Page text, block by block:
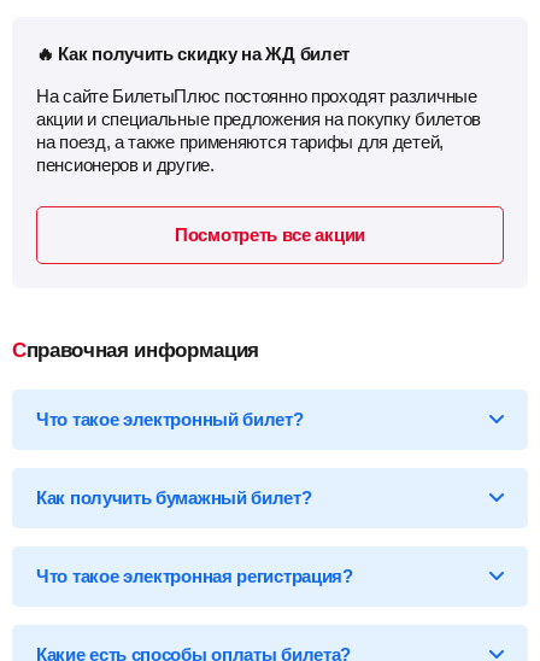
🔥 Как получить скидку на ЖД билет
На сайте БилетыПлюс постоянно проходят различные
акции и специальные предложения на покупку билетов
на поезд, а также применяются тарифы для детей,
пенсионеров и другие.
Посмотреть все акции
Справочная информация
Что такое электронный билет?
котором указаны детали вашей поездки, а также данные о
пассажире.
Как получить бумажный билет?
В кассе ж/д вокзала — сообщите кассиру 14-ти
В терминале саморегистрации— введите 14-ти
Что такое электронная регистрация?
Какие есть способы оплаты билета?